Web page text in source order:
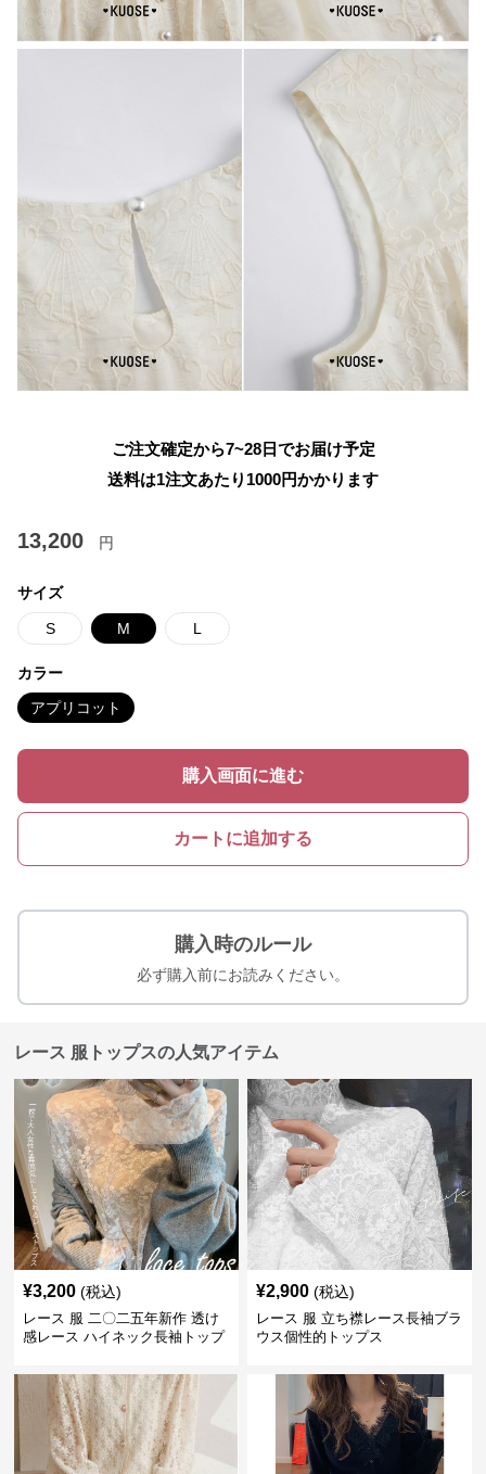
ご注文確定から7~28日でお届け予定
送料は1注文あたり 1000円かかります
13,200 円
サイズ
S M L
カラー
アプリコット
購入画面に進む
カートに追加する
購入時のルール
必ず購入前にお読みください。
レース 服トップスの人気アイテム
¥3,200 (税込)
レース 服 二〇二五年新作 透け
感レース ハイネック長袖トップ
¥2,900 (税込)
レース 服 立ち襟レース長袖ブラ
ウス個性的トップス